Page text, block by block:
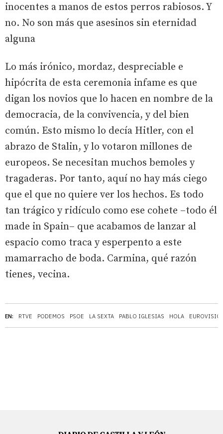
EN: RTVE PODEMOS PSOE LA SEXTA PABLO IGLESIAS HOLA
inocentes a manos de estos perros rabiosos. Y
no. No son más que asesinos sin eternidad
alguna
Lo más irónico, mordaz, despreciable e
hipócrita de esta ceremonia infame es que
digan los novios que lo hacen en nombre de la
democracia, de la convivencia, y del bien
común. Esto mismo lo decía Hitler, con el
abrazo de Stalin, y lo votaron millones de
europeos. Se necesitan muchos bemoles y
tragaderas. Por tanto, aquí no hay más ciego
que el que no quiere ver los hechos. Es todo
tan trágico y ridículo como ese cohete –todo él
made in Spain– que acabamos de lanzar al
espacio como traca y esperpento a este
mamarracho de boda. Carmina, qué razón
tienes, vecina.